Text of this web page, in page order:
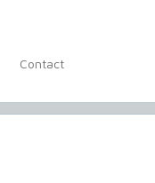
Contact